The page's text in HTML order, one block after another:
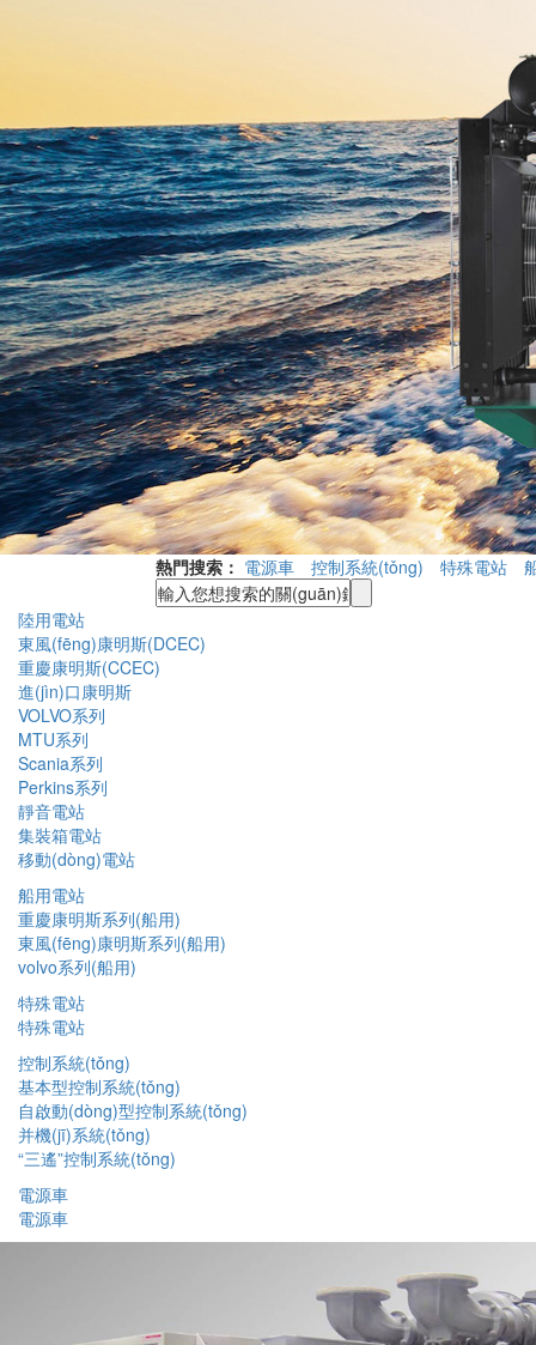
熱門搜索： 電源車 控制系統(tǒng) 特殊電站
陸用電站
東風(fēng)康明斯(DCEC)
重慶康明斯(CCEC)
進(jìn)口康明斯
VOLVO系列
MTU系列
Scania系列
Perkins系列
靜音電站
集裝箱電站
移動(dòng)電站
船用電站
重慶康明斯系列(船用)
東風(fēng)康明斯系列(船用)
volvo系列(船用)
特殊電站
特殊電站
控制系統(tǒng)
基本型控制系統(tǒng)
自啟動(dòng)型控制系統(tǒng)
并機(jī)系統(tǒng)
“三遙”控制系統(tǒng)
電源車
電源車